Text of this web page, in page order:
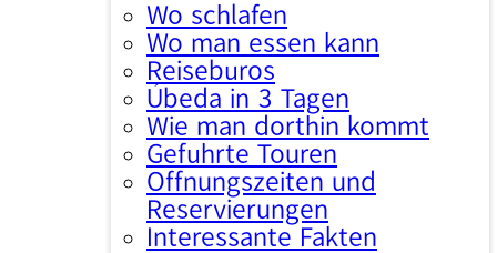
Wo schlafen
Wo man essen kann
Reisebüros
Úbeda in 3 Tagen
Wie man dorthin kommt
Geführte Touren
Öffnungszeiten und
Reservierungen
Interessante Fakten